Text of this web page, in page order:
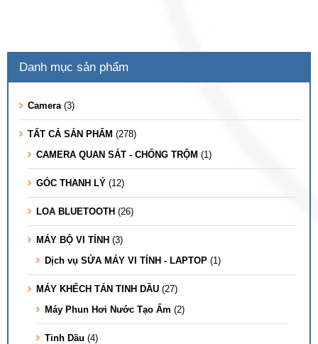
Danh mục sản phẩm
Camera (3)
TẤT CẢ SẢN PHẨM (278)
CAMERA QUAN SÁT - CHỐNG TRỘM (1)
GÓC THANH LÝ (12)
LOA BLUETOOTH (26)
MÁY BỘ VI TÍNH (3)
Dịch vụ SỬA MÁY VI TÍNH - LAPTOP (1)
MÁY KHẾCH TÁN TINH DẦU (27)
Máy Phun Hơi Nước Tạo Ẩm (2)
Tinh Dầu (4)